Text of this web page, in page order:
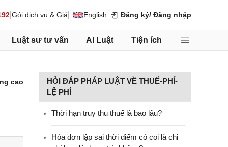
Gói dịch vụ & Giá English Đăng ký/ Đăng nhập
Luật sư tư vấn AI Luật Tiện ích
cao
HỎI ĐÁP PHÁP LUẬT VỀ THUẾ-PHÍ-
LỆ PHÍ
Thời hạn truy thu thuế là bao lâu?
Hóa đơn lập sai thời điểm có coi là chi